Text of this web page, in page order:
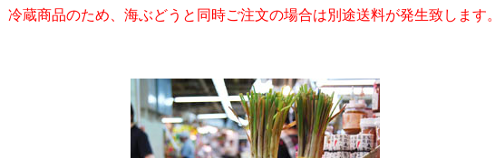
冷蔵商品のため、海ぶどうと同時ご注文の場合は別途送料が発生致します。